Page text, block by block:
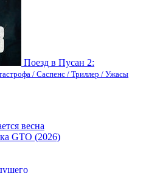
Поезд в Пусан 2:
/ Саспенс / Триллер / Ужасы
весна
GTO (2026)